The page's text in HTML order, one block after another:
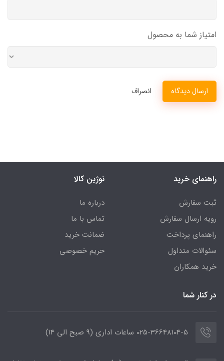
امتیاز شما به محصول
ارسال دیدگاه انصراف
راهنمای خرید
ثبت سفارش
رویه ارسال سفارش
راهنمای پرداخت
سئوالات متداول
خرید همکاران
نوژین کالا
درباره ما
تماس با ما
ضمانت خرید
حریم خصوصی
در کنار شما
025-36648104-5 ساعات اداری (9 صبح الی 14)